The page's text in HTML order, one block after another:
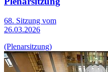
68. Sitzung vom
26.03.2026
(Plenarsitzung)